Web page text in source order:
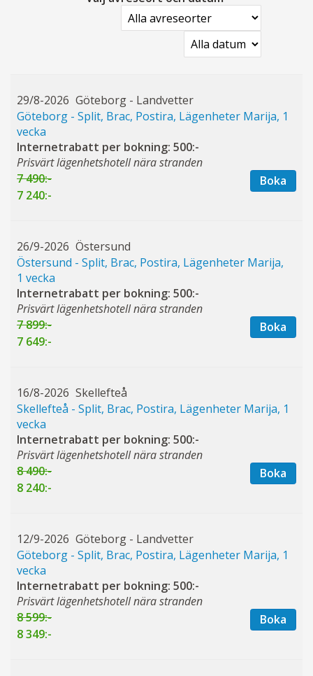
29/8-2026 Göteborg - Landvetter
Göteborg - Split, Brac, Postira, Lägenheter Marija, 1
vecka
Internetrabatt per bokning: 500:-
Prisvärt lägenhetshotell nära stranden
7 490:-
7 240:-
Boka
26/9-2026 Östersund
Östersund - Split, Brac, Postira, Lägenheter Marija,
1 vecka
Internetrabatt per bokning: 500:-
Prisvärt lägenhetshotell nära stranden
7 899:-
7 649:-
Boka
16/8-2026 Skellefteå
Skellefteå - Split, Brac, Postira, Lägenheter Marija, 1
vecka
Internetrabatt per bokning: 500:-
Prisvärt lägenhetshotell nära stranden
8 490:-
8 240:-
Boka
12/9-2026 Göteborg - Landvetter
Göteborg - Split, Brac, Postira, Lägenheter Marija, 1
vecka
Internetrabatt per bokning: 500:-
Prisvärt lägenhetshotell nära stranden
8 599:-
8 349:-
Boka